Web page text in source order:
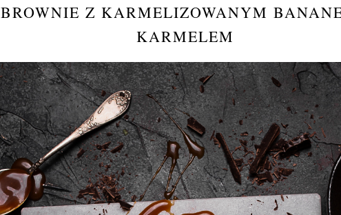
BROWNIE Z KARMELIZOWANYM
KARMELEM